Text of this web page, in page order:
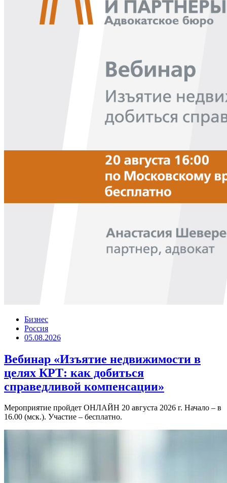
Бизнес
Россия
05.08.2026
Вебинар «Изъятие недвижимости в
целях КРТ: как добиться
справедливой компенсации»
Мероприятие пройдет ОНЛАЙН 20 августа 2026 г. Начало – в
16.00 (мск.). Участие – бесплатно.